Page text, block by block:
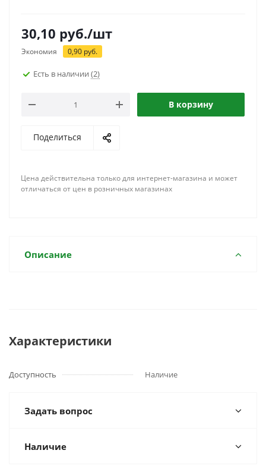
30,10 руб./шт
Экономия 0,90 руб.
Есть в наличии (2)
В корзину
Поделиться
Цена действительна только для интернет-магазина и может
отличаться от цен в розничных магазинах
Описание
Характеристики
Доступность Наличие
Задать вопрос
Наличие